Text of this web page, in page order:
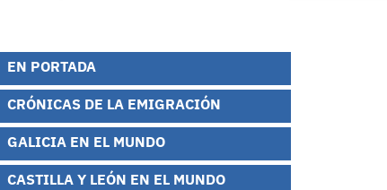
EN PORTADA
CRÓNICAS DE LA EMIGRACIÓN
GALICIA EN EL MUNDO
CASTILLA Y LEÓN EN EL MUNDO